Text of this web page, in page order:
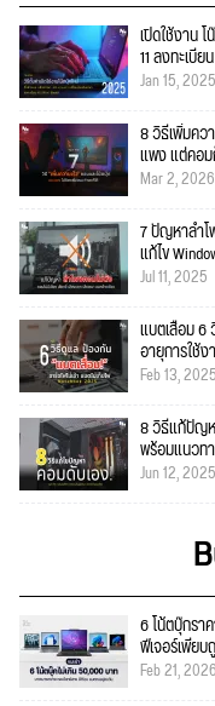
เปิดใช้งาน
11 ลงทะเบี
Jan 15, 2025
8 วิธีเพิ่มคว
แพง แต่คอ
Mar 2, 2026
7 ปัญหาลำโ
แก้ไข
Jul 11, 2025
แบตเสื่อม 6
อายุการใช้
Feb 13, 2025
8 วิธีแก้ปัญห
พร้อมแนวท
Jun 12, 2025
6 โน้ตบุ๊กรา
ฟีเจอร์เพีย
Feb 21, 2026